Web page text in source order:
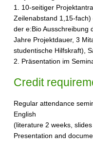
1. 10-seitiger
Zeilenabstand 1,15-
der e:Bio Ausschreibung
Jahre Projektdauer, 3
studentische Hilfskraft),
2. Präsentation im
Credit
Regular attendance
English
(literature 2 weeks,
Presentation and